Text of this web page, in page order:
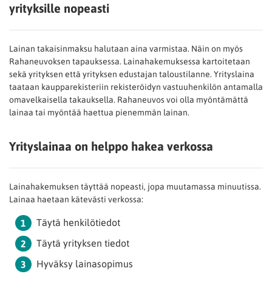
yrityksille nopeasti
Lainan takaisinmaksu halutaan aina varmistaa. Näin on myös
Rahaneuvoksen tapauksessa. Lainahakemuksessa kartoitetaan
sekä yrityksen että yrityksen edustajan taloustilanne. Yrityslaina
taataan kaupparekisteriin rekisteröidyn vastuuhenkilön antamalla
omavelkaisella takauksella. Rahaneuvos voi olla myöntämättä
lainaa tai myöntää haettua pienemmän lainan.
Yrityslainaa on helppo hakea verkossa
Lainahakemuksen täyttää nopeasti, jopa muutamassa minuutissa.
Lainaa haetaan kätevästi verkossa:
Täytä henkilötiedot
Täytä yrityksen tiedot
Hyväksy lainasopimus